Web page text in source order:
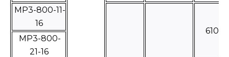
МР3-800-11-
16
61060
МР3-800-
21-16